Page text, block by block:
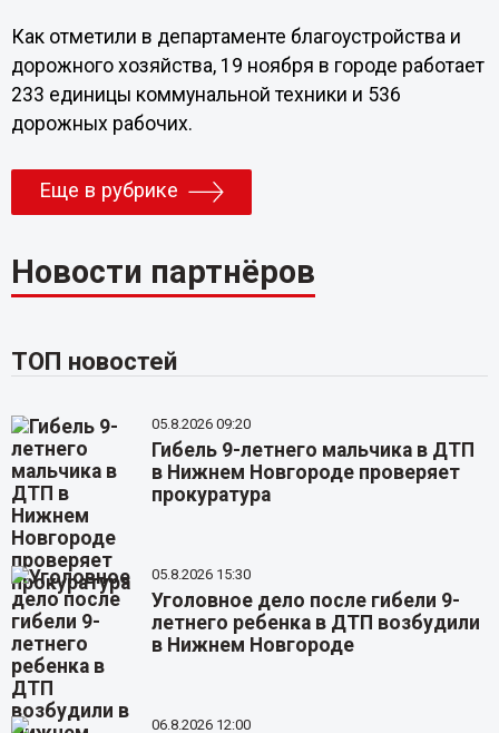
Как отметили в департаменте благоустройства и
дорожного хозяйства, 19 ноября в городе работает
233 единицы коммунальной техники и 536
дорожных рабочих.
Еще в рубрике
Новости партнёров
ТОП новостей
05.8.2026 09:20
Гибель 9-летнего мальчика в ДТП
в Нижнем Новгороде проверяет
прокуратура
05.8.2026 15:30
Уголовное дело после гибели 9-
летнего ребенка в ДТП возбудили
в Нижнем Новгороде
06.8.2026 12:00